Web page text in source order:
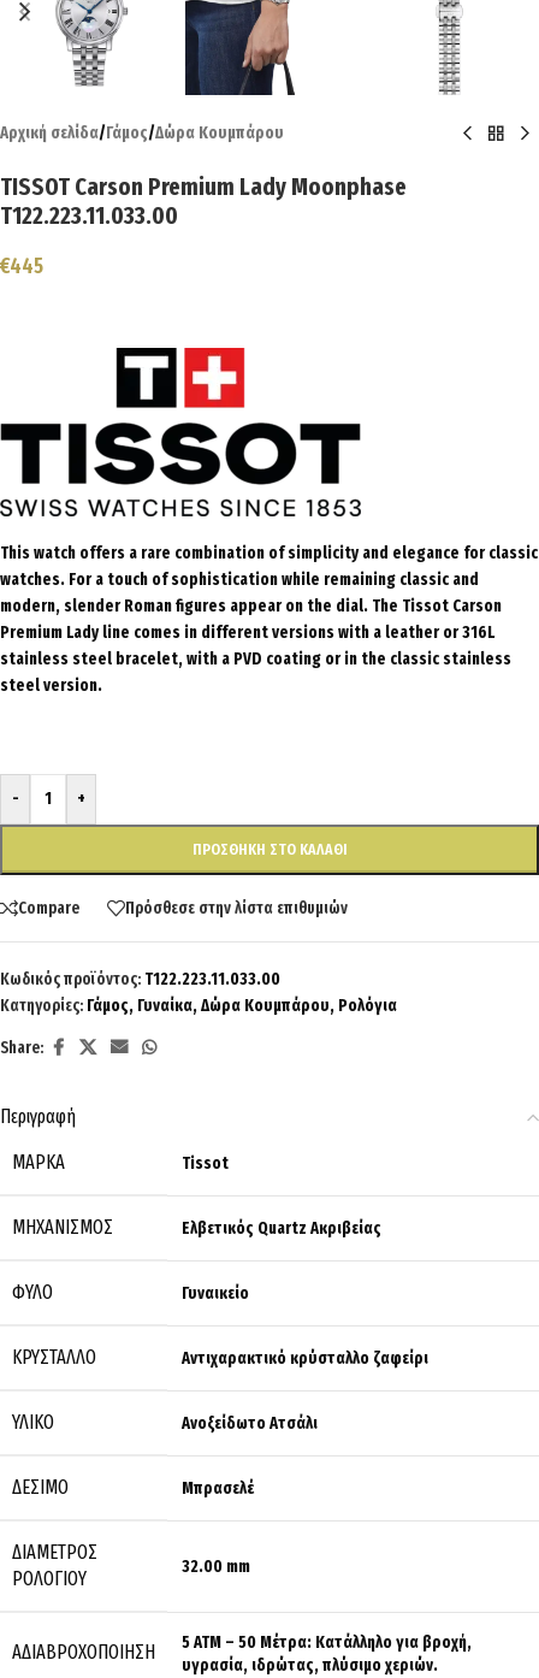
Αρχική σελίδα/Γάμος/Δώρα Κουμπάρου
TISSOT Carson Premium Lady Moonphase
T122.223.11.033.00
€445
This watch offers a rare combination of simplicity and elegance for classic
watches. For a touch of sophistication while remaining classic and
modern, slender Roman figures appear on the dial. The Tissot Carson
Premium Lady line comes in different versions with a leather or 316L
stainless steel bracelet, with a PVD coating or in the classic stainless
steel version.
- +
ΠΡΟΣΘΉΚΗ ΣΤΟ ΚΑΛΆΘΙ
Compare Πρόσθεσε στην λίστα επιθυμιών
Κωδικός προϊόντος: T122.223.11.033.00
Κατηγορίες: Γάμος, Γυναίκα,Δώρα Κουμπάρου, Ρολόγια
Share:
Περιγραφή
ΜΆΡΚΑ
Tissot
ΜΗΧΑΝΙΣΜΌΣ Ελβετικός Quartz Ακριβείας
ΦΎΛΟ Γυναικείο
ΚΡΎΣΤΑΛΛΟ Αντιχαρακτικό κρύσταλλο ζαφείρι
ΥΛΙΚΌ Ανοξείδωτο Ατσάλι
ΔΈΣΙΜΟ Μπρασελέ
ΔΙΆΜΕΤΡΟΣ
ΡΟΛΟΓΙΟΎ
32.00 mm
ΑΔΙΑΒΡΟΧΟΠΟΊΗΣΗ
5 ATM – 50 Μέτρα: Κατάλληλο για βροχή,
υγρασία, ιδρώτας, πλύσιμο χεριών.